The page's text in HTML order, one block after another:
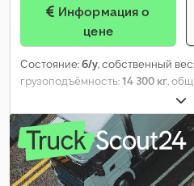
цене
Состояние:б/у, собственный вес:
грузоподъёмность:14 300 кг,
,
следующая проверка (TÜV):08/
шины:
265/70R19.5, цвет: чёрный
передачи:другое, кабина
ABS,